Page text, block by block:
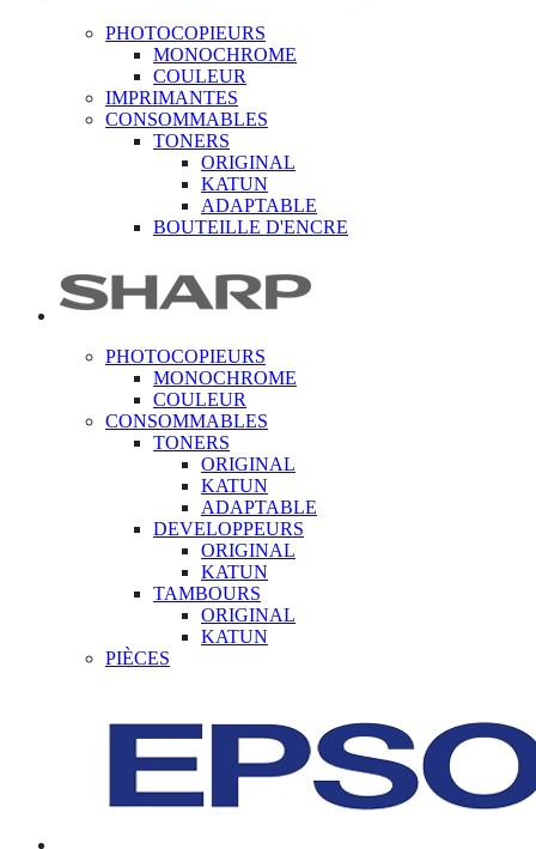
PHOTOCOPIEURS
MONOCHROME
COULEUR
IMPRIMANTES
CONSOMMABLES
TONERS
ORIGINAL
KATUN
ADAPTABLE
BOUTEILLE D'ENCRE
PHOTOCOPIEURS
MONOCHROME
COULEUR
CONSOMMABLES
TONERS
ORIGINAL
KATUN
ADAPTABLE
DEVELOPPEURS
ORIGINAL
KATUN
TAMBOURS
ORIGINAL
KATUN
PIÈCES